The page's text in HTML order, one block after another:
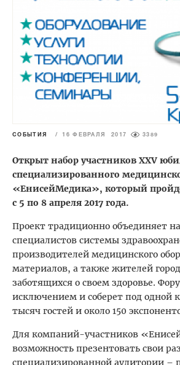
СОБЫТИЯ / 16 ФЕВРАЛЯ 2017 3389
Открыт набор участников XXV
специализированного
«ЕнисейМедика», который
с 5 по 8 апреля 2017 года.
Проект традиционно объединяет
специалистов системы
производителей медицинского
материалов, а также жителей
заботящихся о своем здоровье.
исключением и соберет под одной
тысяч гостей и около 150
Для компаний-участников
возможность презентовать свои
специализированной аудитории